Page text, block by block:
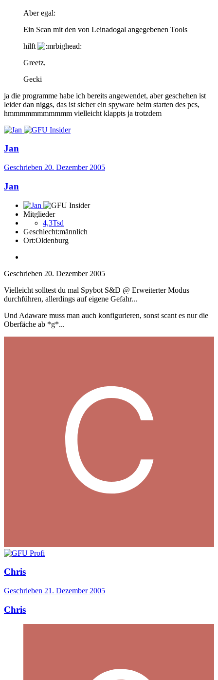
Aber egal:
Ein Scan mit den von Leinadogal angegebenen Tools
hilft
Greetz,
Gecki
ja die programme habe ich bereits angewendet, aber geschehen ist
leider dan niggs, das ist sicher ein spyware beim starten des pcs,
hmmmmmmmmmmm vielleicht klappts ja trotzdem
Jan
Geschrieben 20. Dezember 2005
Jan
Mitglieder
4,3Tsd
Geschlecht:männlich
Ort:Oldenburg
Geschrieben 20. Dezember 2005
Vielleicht solltest du mal Spybot S&D @ Erweiterter Modus
durchführen, allerdings auf eigene Gefahr...
Und Adaware muss man auch konfigurieren, sonst scant es nur die
Oberfäche ab *g*...
Chris
Geschrieben 21. Dezember 2005
Chris